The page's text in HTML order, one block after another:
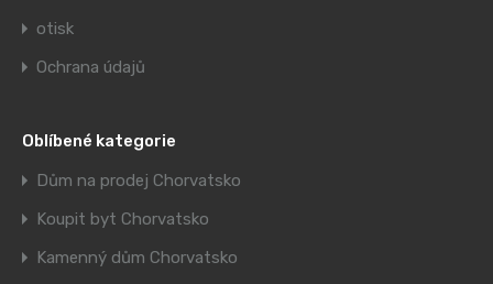
otisk
Ochrana údajů
Oblíbené kategorie
Dům na prodej Chorvatsko
Koupit byt Chorvatsko
Kamenný dům Chorvatsko